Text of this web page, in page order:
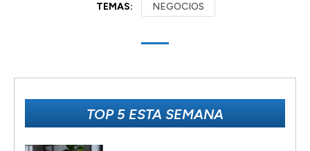
TEMAS: NEGOCIOS
TOP 5 ESTA SEMANA